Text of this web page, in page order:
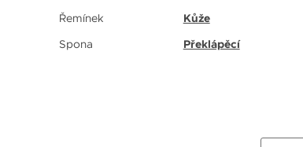
Řemínek
Kůže
Spona
Překlápěcí